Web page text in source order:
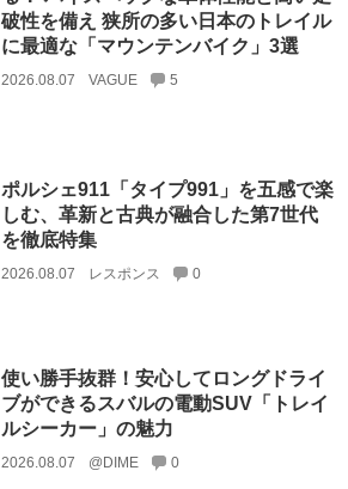
破性を備え 狭所の多い日本のトレイル
に最適な「マウンテンバイク」3選
2026.08.07 VAGUE 5
ポルシェ911「タイプ991」を五感で楽
しむ、革新と古典が融合した第7世代
を徹底特集
2026.08.07 レスポンス 0
使い勝手抜群！安心してロングドライ
ブができるスバルの電動SUV「トレイ
ルシーカー」の魅力
2026.08.07 @DIME 0